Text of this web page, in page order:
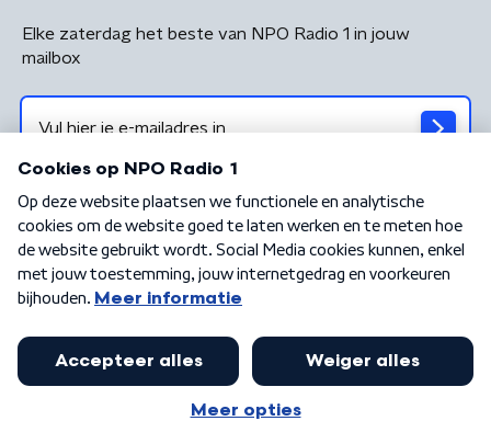
Elke zaterdag het beste van NPO Radio 1 in jouw
mailbox
Algemene voorwaarden